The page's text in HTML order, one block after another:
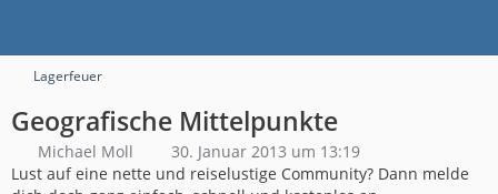
Lagerfeuer
Geografische Mittelpunkte
Michael Moll
30. Januar 2013 um 13:19
Lust auf eine nette und reiselustige Community? Dann melde